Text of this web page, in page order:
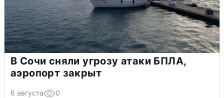
В Сочи сняли угрозу атаки БПЛА,
аэропорт закрыт
6 августа 0